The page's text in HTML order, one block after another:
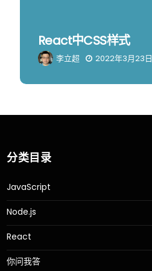
React中CSS样式
李立超 2022年3月23日
分类目录
JavaScript
Node.js
React
你问我答